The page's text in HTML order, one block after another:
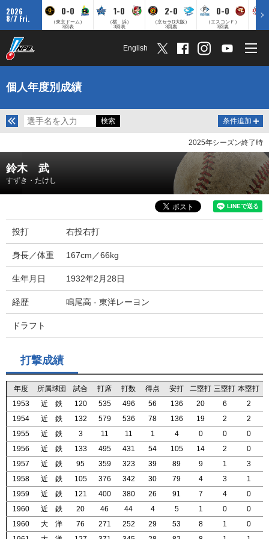
2026
8/7 Fri.
0-0
（東京ドーム）
3回表
1-0
（横 浜）
3回表
2-0
（京セラD大阪）
3回裏
0-0
（エスコンＦ）
3回裏
English
個人年度別成績
条件追加
2025年シーズン終了時
鈴木 武
すずき・たけし
投打 右投右打
身長／体重 167cm／66kg
生年月日 1932年2月28日
経歴 鳴尾高 - 東洋レーヨン
ドラフト
打撃成績
年度 所属球団 試合 打席 打数 得点 安打 二塁打 三塁打 本塁打
1953
近 鉄 120 535 496 56 136 20 6 2
1954
近 鉄 132 579 536 78 136 19 2 2
1955
近 鉄 3 11 11 1 4 0 0
0
1956
近 鉄 133 495 431 54 105 14 2 0
1957
近 鉄 95 359 323 39 89 9 1 3
1958
近 鉄 105 376 342 30 79 4 3 1
1959
近 鉄 121 400 380 26 91 7 4 0
1960
近 鉄 20 46 44 4 5 1 0
0
1960
大 洋 76 271 252 29 53 8 1 0
年度 所属球団 試合 打席 打数 得点 安打 二塁打 三塁打 本塁打
1953
近 鉄 120 535 496 56 136 20 6 2
1954
近 鉄 132 579 536 78 136 19 2 2
1955
近 鉄 3 11 11 1 4 0 0
0
1956
近 鉄 133 495 431 54 105 14 2 0
1957
近 鉄 95 359 323 39 89 9 1 3
1958
近 鉄 105 376 342 30 79 4 3 1
1959
近 鉄 121 400 380 26 91 7 4 0
1960
近 鉄 20 46 44 4 5 1 0
0
1960
大 洋 76 271 252 29 53 8 1 0
年度 所属球団 試合 打席 打数 得点 安打 二塁打 三塁打 本塁打
1953
近 鉄 120 535 496 56 136 20 6 2
1954
近 鉄 132 579 536 78 136 19 2 2
1955
近 鉄 3 11 11 1 4 0 0
0
1956
近 鉄 133 495 431 54 105 14 2 0
1957
近 鉄 95 359 323 39 89 9 1 3
1958
近 鉄 105 376 342 30 79 4 3 1
1959
近 鉄 121 400 380 26 91 7 4 0
1960
近 鉄 20 46 44 4 5 1 0
0
1960
大 洋 76 271 252 29 53 8 1 0
年度 所属球団 試合 打席 打数 得点 安打 二塁打 三塁打 本塁打
1953
近 鉄 120 535 496 56 136 20 6 2
1954
近 鉄 132 579 536 78 136 19 2 2
1955
近 鉄 3 11 11 1 4 0 0
0
1956
近 鉄 133 495 431 54 105 14 2 0
1957
近 鉄 95 359 323 39 89 9 1 3
1958
近 鉄 105 376 342 30 79 4 3 1
1959
近 鉄 121 400 380 26 91 7 4 0
1960
近 鉄 20 46 44 4 5 1 0
0
1960
大 洋 76 271 252 29 53 8 1 0